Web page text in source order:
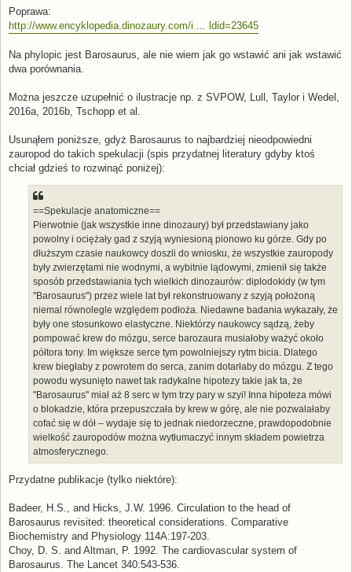
s
Poprawa:
http://www.encyklopedia.dinozaury.com/i ... ldid=23645
Na phylopic jest Barosaurus, ale nie wiem jak go wstawić ani jak wstawić
dwa porównania.
Można jeszcze uzupełnić o ilustracje np. z SVPOW, Lull, Taylor i Wedel,
2016a, 2016b, Tschopp et al.
Usunąłem poniższe, gdyż Barosaurus to najbardziej nieodpowiedni
zauropod do takich spekulacji (spis przydatnej literatury gdyby ktoś
chciał gdzieś to rozwinąć poniżej):
==Spekulacje anatomiczne==
Pierwotnie (jak wszystkie inne dinozaury) był przedstawiany jako
powolny i ociężały gad z szyją wyniesioną pionowo ku górze. Gdy po
dłuższym czasie naukowcy doszli do wniosku, że wszystkie zauropody
były zwierzętami nie wodnymi, a wybitnie lądowymi, zmienił się także
sposób przedstawiania tych wielkich dinozaurów: diplodokidy (w tym
''Barosaurus'') przez wiele lat był rekonstruowany z szyją położoną
niemal równolegle względem podłoża. Niedawne badania wykazały, że
były one stosunkowo elastyczne. Niektórzy naukowcy sądzą, żeby
pompować krew do mózgu, serce barozaura musiałoby ważyć około
półtora tony. Im większe serce tym powolniejszy rytm bicia. Dlatego
krew biegłaby z powrotem do serca, zanim dotarłaby do mózgu. Z tego
powodu wysunięto nawet tak radykalne hipotezy takie jak ta, że
''Barosaurus'' miał aż 8 serc w tym trzy pary w szyi! Inna hipoteza mówi
o blokadzie, która przepuszczała by krew w górę, ale nie pozwalałaby
cofać się w dół – wydaje się to jednak niedorzeczne, prawdopodobnie
wielkość zauropodów można wytłumaczyć innym składem powietrza
atmosferycznego.
Przydatne publikacje (tylko niektóre):
Badeer, H.S., and Hicks, J.W. 1996. Circulation to the head of
Barosaurus revisited: theoretical considerations. Comparative
Biochemistry and Physiology 114A:197-203.
Choy, D. S. and Altman, P. 1992. The cardiovascular system of
Barosaurus. The Lancet 340:543-536.